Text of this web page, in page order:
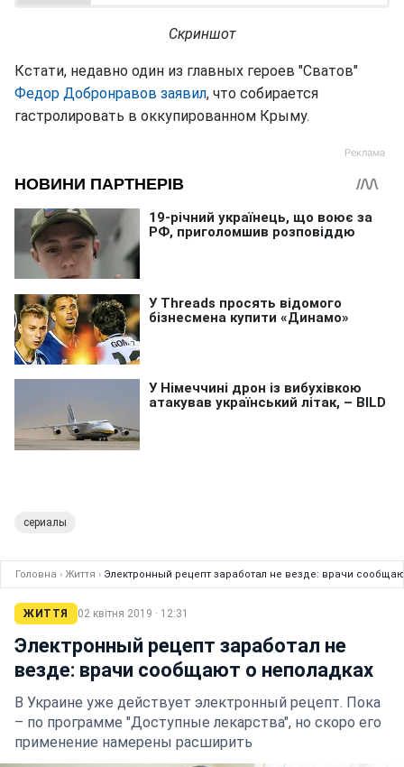
Скриншот
Кстати, недавно один из главных героев "Сватов"
Федор Добронравов заявил, что собирается
гастролировать в оккупированном Крыму.
сериалы
Головна › Життя › Электронный рецепт заработал не везде: врачи
ЖИТТЯ 02 квітня 2019 · 12:31
Электронный рецепт заработал не
везде: врачи сообщают о неполадках
В Украине уже действует электронный рецепт. Пока
– по программе "Доступные лекарства", но скоро его
применение намерены расширить